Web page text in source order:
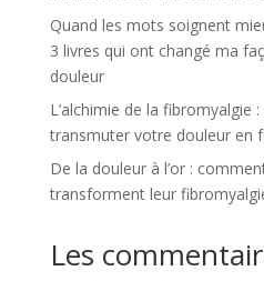
Quand les mots soignent
3 livres qui ont changé ma
douleur
L’alchimie de la fibromyalgie
transmuter votre douleur en
De la douleur à l’or :
transforment leur
Les